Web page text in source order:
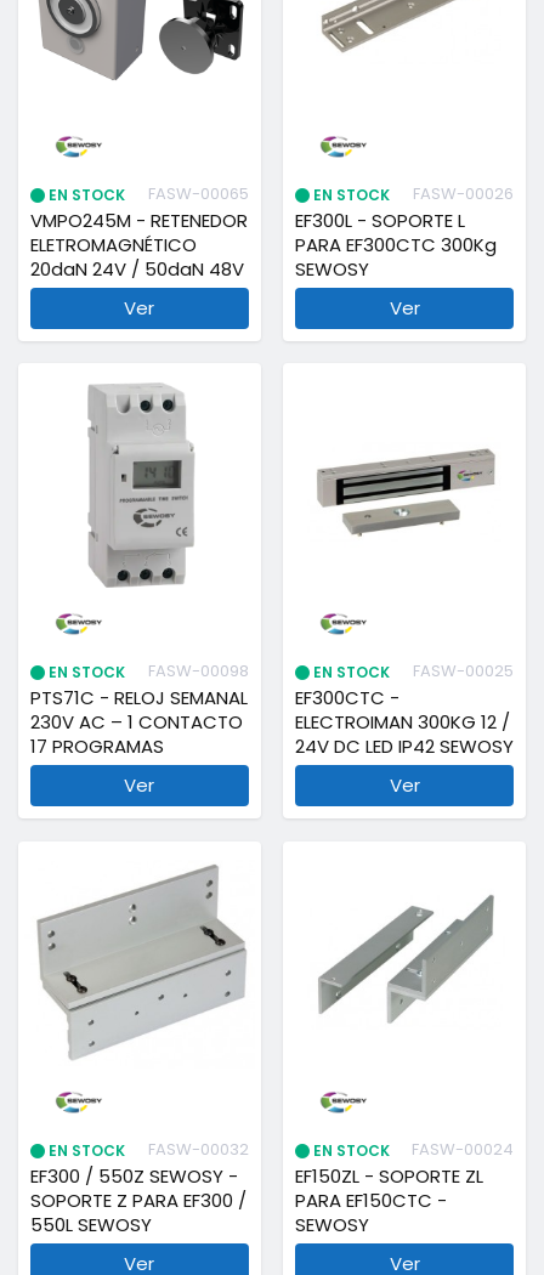
EN STOCK FASW-00065
VMPO245M - RETENEDOR
ELETROMAGNÉTICO
20daN 24V / 50daN 48V
Ver
EN STOCK FASW-00026
EF300L - SOPORTE L
PARA EF300CTC 300Kg
SEWOSY
Ver
EN STOCK FASW-00098
PTS71C - RELOJ SEMANAL
230V AC – 1 CONTACTO
17 PROGRAMAS
Ver
EN STOCK FASW-00025
EF300CTC -
ELECTROIMAN 300KG 12 /
24V DC LED IP42 SEWOSY
Ver
EN STOCK FASW-00032
EF300 / 550Z SEWOSY -
SOPORTE Z PARA EF300 /
550L SEWOSY
Ver
EN STOCK FASW-00024
EF150ZL - SOPORTE ZL
PARA EF150CTC -
SEWOSY
Ver